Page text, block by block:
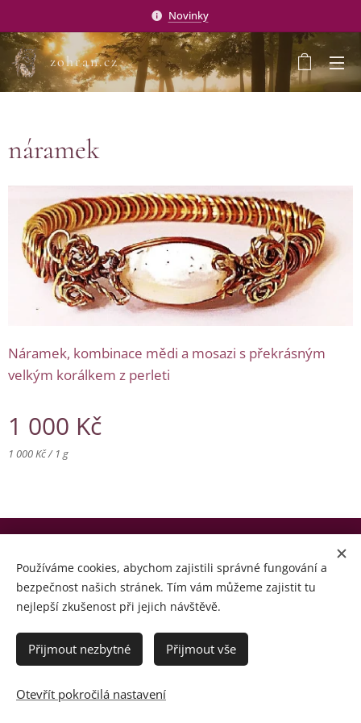
Novinky
zohran.cz
náramek
Náramek, kombinace mědi a mosazi s překrásným
velkým korálkem z perleti
1 000 Kč
1 000 Kč / 1 g
Do košíku
Cookies
Jazyky
Čeština
English
Používáme cookies, abychom zajistili správné fungování a
bezpečnost našich stránek. Tím vám můžeme zajistit tu
nejlepší zkušenost při jejich návštěvě.
Přijmout nezbytné Přijmout vše
Otevřít pokročilá nastavení